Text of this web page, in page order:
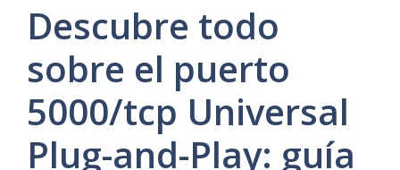
Descubre todo
sobre el puerto
5000/tcp Universal
Plug-and-Play: guía